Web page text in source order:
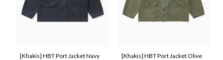
[Khakis] HBT Port Jacket Navy
[Khakis] HBT Port Jacket Olive